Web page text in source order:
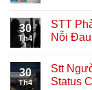
30
Th4
STT
Nỗi
30
Th4
Stt
Status